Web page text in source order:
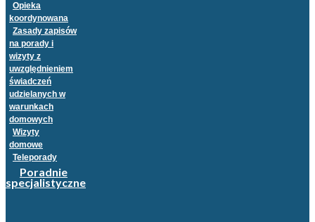
Opieka
koordynowana
Zasady zapisów
na porady i
wizyty z
uwzględnieniem
świadczeń
udzielanych w
warunkach
domowych
Wizyty
domowe
Teleporady
Poradnie
specjalistyczne